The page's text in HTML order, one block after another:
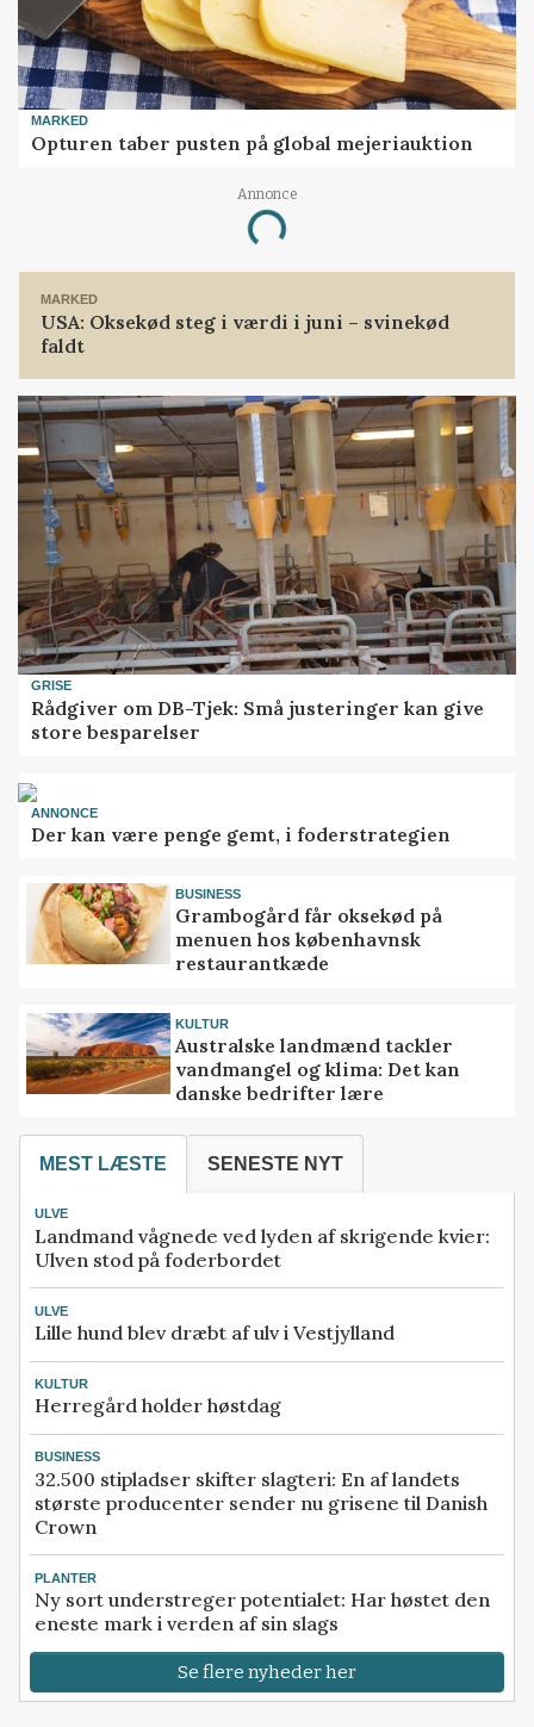
MARKED
Opturen taber pusten på global mejeriauktion
Annonce
Loading...
MARKED
USA: Oksekød steg i værdi i juni – svinekød
faldt
GRISE
Rådgiver om DB-Tjek: Små justeringer kan give
store besparelser
ANNONCE
Der kan være penge gemt, i foderstrategien
BUSINESS
Grambogård får oksekød på
menuen hos københavnsk
restaurantkæde
KULTUR
Australske landmænd tackler
vandmangel og klima: Det kan
danske bedrifter lære
MEST LÆSTE SENESTE NYT
ULVE
Landmand vågnede ved lyden af skrigende kvier:
Ulven stod på foderbordet
ULVE
Lille hund blev dræbt af ulv i Vestjylland
KULTUR
Herregård holder høstdag
BUSINESS
32.500 stipladser skifter slagteri: En af landets
største producenter sender nu grisene til Danish
Crown
PLANTER
Ny sort understreger potentialet: Har høstet den
eneste mark i verden af sin slags
Se flere nyheder her